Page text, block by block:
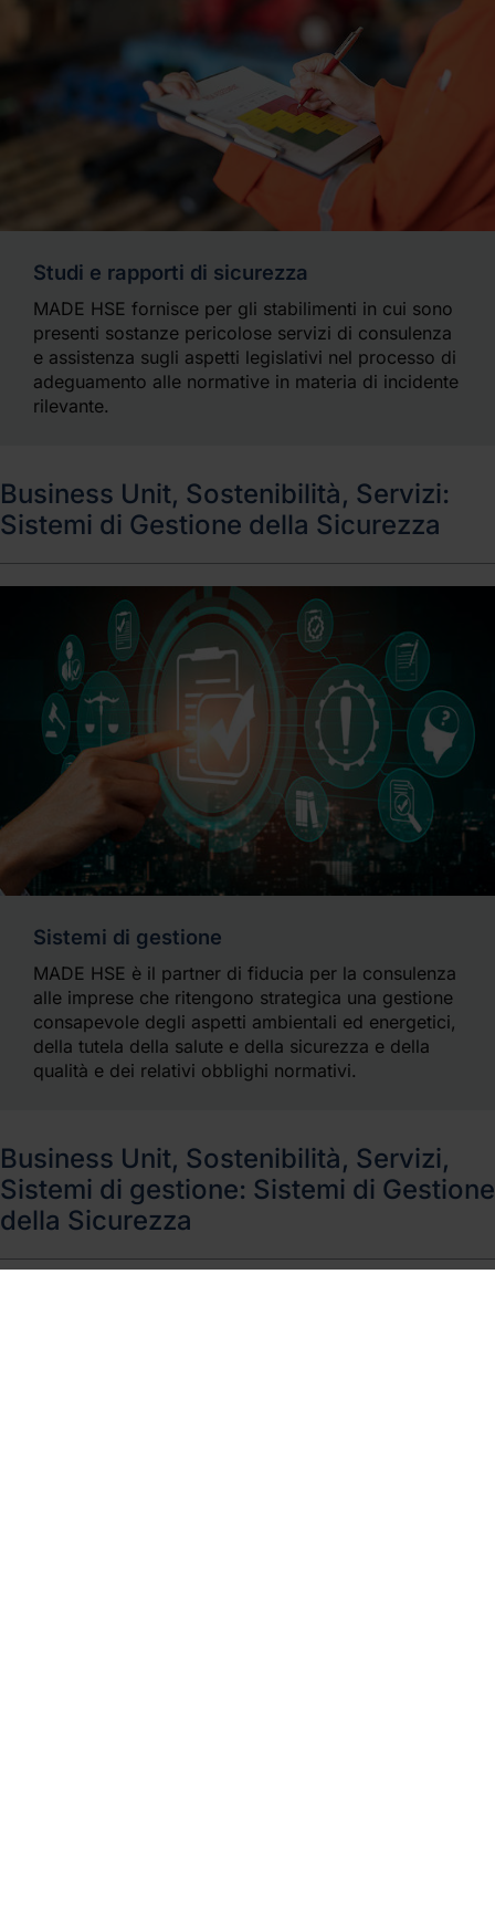
Studi e rapporti di sicurezza
MADE HSE fornisce per gli stabilimenti in cui sono
presenti sostanze pericolose servizi di consulenza
e assistenza sugli aspetti legislativi nel processo di
adeguamento alle normative in materia di incidente
rilevante.
Business Unit, Sostenibilità, Servizi:
Sistemi di Gestione della Sicurezza
Sistemi di gestione
MADE HSE è il partner di fiducia per la consulenza
alle imprese che ritengono strategica una gestione
consapevole degli aspetti ambientali ed energetici,
della tutela della salute e della sicurezza e della
qualità e dei relativi obblighi normativi.
Business Unit, Sostenibilità, Servizi,
Sistemi di gestione: Sistemi di Gestione
della Sicurezza